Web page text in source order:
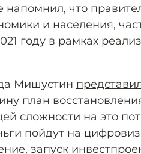
напомнил, что
и населения,
году в рамках
Мишустин
план
сложности на это
пойдут на
запуск